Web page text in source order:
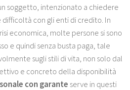
soggetto, intenzionato a chiedere
difficoltà con gli enti di credito. In
economica, molte persone si sono
e quindi senza busta paga, tale
sugli stili di vita, non solo dal
e concreto della disponibilità
con garante serve in questi